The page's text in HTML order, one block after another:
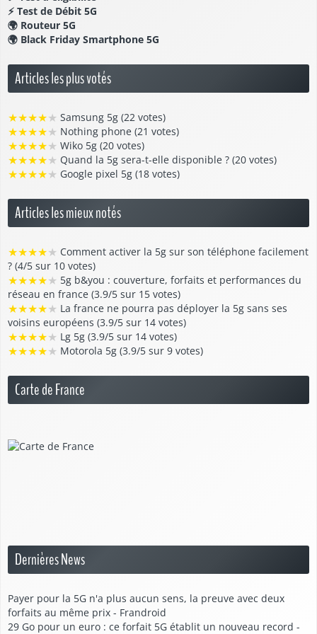
⚡ Test de Débit 5G
🌍 Routeur 5G
🌍 Black Friday Smartphone 5G
Articles les plus votés
★★★★★ Samsung 5g (22 votes)
★★★★★ Nothing phone (21 votes)
★★★★★ Wiko 5g (20 votes)
★★★★★ Quand la 5g sera-t-elle disponible ? (20 votes)
★★★★★ Google pixel 5g (18 votes)
Articles les mieux notés
★★★★★ Comment activer la 5g sur son téléphone facilement
? (4/5 sur 10 votes)
★★★★★ 5g b&you : couverture, forfaits et performances du
réseau en france (3.9/5 sur 15 votes)
★★★★★ La france ne pourra pas déployer la 5g sans ses
voisins européens (3.9/5 sur 14 votes)
★★★★★ Lg 5g (3.9/5 sur 14 votes)
★★★★★ Motorola 5g (3.9/5 sur 9 votes)
Carte de France
Dernières News
Payer pour la 5G n'a plus aucun sens, la preuve avec deux
forfaits au même prix - Frandroid
29 Go pour un euro : ce forfait 5G établit un nouveau record -